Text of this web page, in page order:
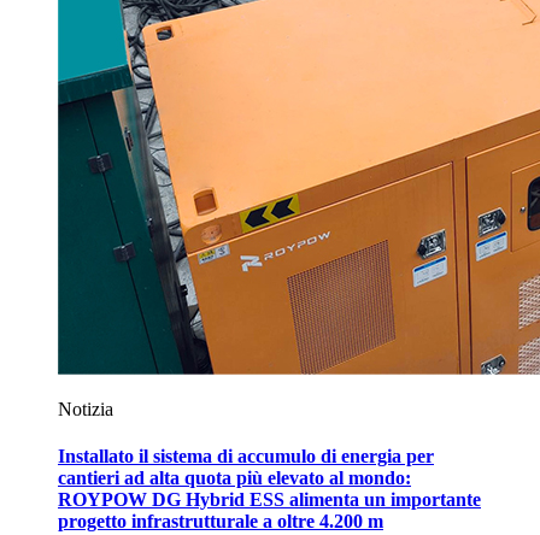
Notizia
Installato il sistema di accumulo di energia per
cantieri ad alta quota più elevato al mondo:
ROYPOW DG Hybrid ESS alimenta un importante
progetto infrastrutturale a oltre 4.200 m